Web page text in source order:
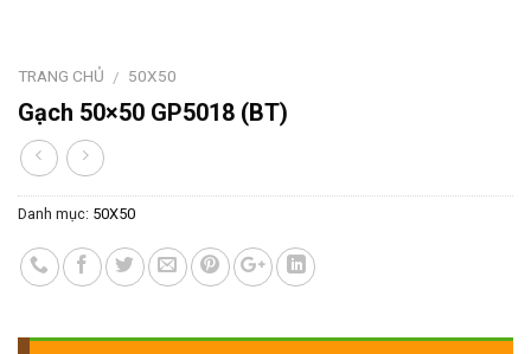
TRANG CHỦ / 50X50
Gạch 50×50 GP5018 (BT)
Danh mục: 50X50